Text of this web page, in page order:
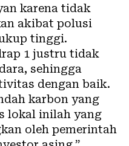
karena tidak
akibat polusi
tinggi.
1 justru tidak
sehingga
dengan baik.
karbon yang
lokal inilah yang
oleh pemerintah